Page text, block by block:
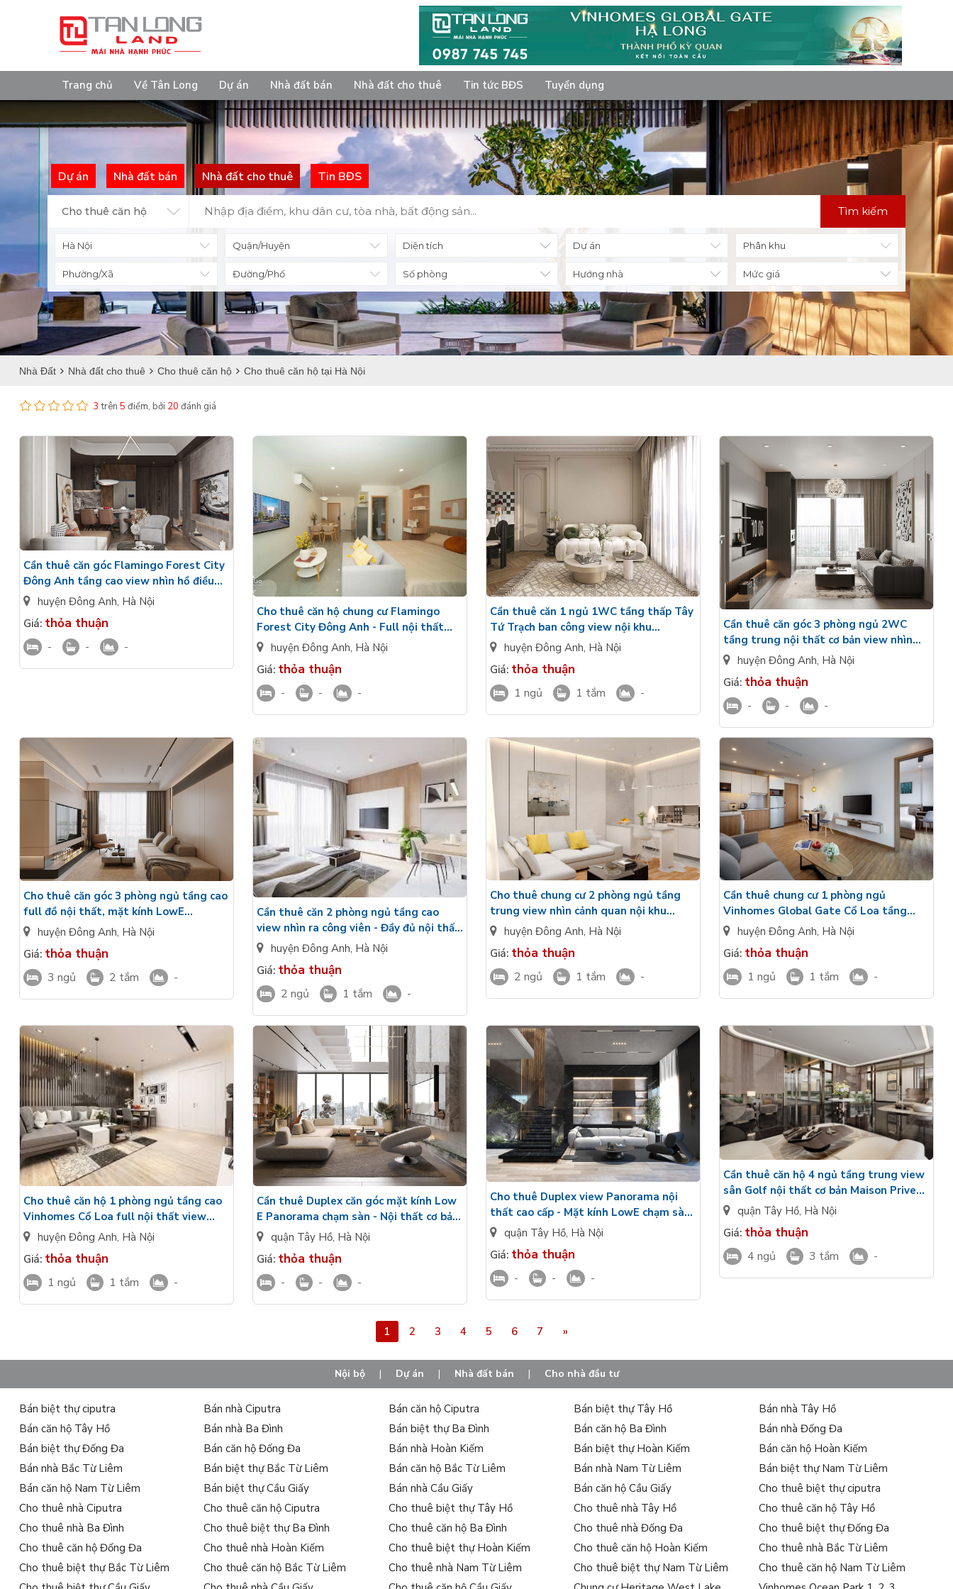
Trang chủ Về Tân Long Dự án Nhà đất bán Nhà đất cho thuê Tin tức BĐS Tuyển dụng
Dự án Nhà đất bán Nhà đất cho thuê Tin BĐS
Cho thuê căn hộ Tìm kiếm
Diện tích
Số phòng Hướng nhà Mức giá
Nhà Đất Nhà đất cho thuê Cho thuê căn hộ Cho thuê căn hộ tại Hà Nội
3 trên 5 điểm, bởi 20 đánh giá
Cần thuê căn góc Flamingo Forest City
Đông Anh tầng cao view nhìn hồ điều
hòa - Đầy đủ nội thất
huyện Đông Anh, Hà Nội
Giá: thỏa thuận
- - -
Cho thuê căn hộ chung cư Flamingo
Forest City Đông Anh - Full nội thất
cao cấp view ra nội khu
huyện Đông Anh, Hà Nội
Giá: thỏa thuận
- - -
Cần thuê căn 1 ngủ 1WC tầng thấp Tây
Tứ Trạch ban công view nội khu
Flamingo Forest City Đông Anh
huyện Đông Anh, Hà Nội
Giá: thỏa thuận
1 ngủ 1 tắm -
Cần thuê căn góc 3 phòng ngủ 2WC
tầng trung nội thất cơ bản view nhìn
Cầu Tứ Liên Vinhomes Cổ Loa
huyện Đông Anh, Hà Nội
Giá: thỏa thuận
- - -
Cho thuê căn góc 3 phòng ngủ tầng cao
full đồ nội thất, mặt kính LowE
Vinhomes Global Gate Cổ Loa
huyện Đông Anh, Hà Nội
Giá: thỏa thuận
3 ngủ 2 tắm -
Cần thuê căn 2 phòng ngủ tầng cao
view nhìn ra công viên - Đầy đủ nội thất
Vinhomes Cổ Loa giá tốt
huyện Đông Anh, Hà Nội
Giá: thỏa thuận
2 ngủ 1 tắm -
Cho thuê chung cư 2 phòng ngủ tầng
trung view nhìn cảnh quan nội khu
Vinhomes Cổ Loa chưa nội thất
huyện Đông Anh, Hà Nội
Giá: thỏa thuận
2 ngủ 1 tắm -
Cần thuê chung cư 1 phòng ngủ
Vinhomes Global Gate Cổ Loa tầng
trung đầy đủ nội thất view nội khu
huyện Đông Anh, Hà Nội
Giá: thỏa thuận
1 ngủ 1 tắm -
Cho thuê căn hộ 1 phòng ngủ tầng cao
Vinhomes Cổ Loa full nội thất view
nhìn ra Millenium Park
huyện Đông Anh, Hà Nội
Giá: thỏa thuận
1 ngủ 1 tắm -
Cần thuê Duplex căn góc mặt kính Low
E Panorama chạm sàn - Nội thất cơ bản
Maison Privee Ciputra
quận Tây Hồ, Hà Nội
Giá: thỏa thuận
- - -
Cho thuê Duplex view Panorama nội
thất cao cấp - Mặt kính LowE chạm sàn
Maison Privee Ciputra
quận Tây Hồ, Hà Nội
Giá: thỏa thuận
- - -
Cần thuê căn hộ 4 ngủ tầng trung view
sân Golf nội thất cơ bản Maison Privee
Ciputra Tây Hồ
quận Tây Hồ, Hà Nội
Giá: thỏa thuận
4 ngủ 3 tắm -
1 2 3 4 5 6 7 »
Nội bộ | Dự án | Nhà đất bán | Cho nhà đầu tư
Bán biệt thự ciputra Bán nhà Ciputra Bán căn hộ Ciputra Bán biệt thự Tây Hồ
Bán nhà Tây Hồ
Bán căn hộ Tây Hồ
Bán nhà Ba Đình Bán biệt thự Ba Đình Bán căn hộ Ba Đình
Bán nhà Đống Đa
Bán biệt thự Đống Đa
Bán căn hộ Đống Đa Bán nhà Hoàn Kiếm Bán biệt thự Hoàn Kiếm
Bán căn hộ Hoàn Kiếm
Bán nhà Bắc Từ Liêm
Bán biệt thự Bắc Từ Liêm Bán căn hộ Bắc Từ Liêm Bán nhà Nam Từ Liêm
Bán biệt thự Nam Từ Liêm
Bán căn hộ Nam Từ Liêm
Bán biệt thự Cầu Giấy Bán nhà Cầu Giấy Bán căn hộ Cầu Giấy
Cho thuê biệt thự ciputra
Cho thuê nhà Ciputra
Cho thuê căn hộ Ciputra Cho thuê biệt thự Tây Hồ Cho thuê nhà Tây Hồ
Cho thuê căn hộ Tây Hồ
Cho thuê nhà Ba Đình
Cho thuê biệt thự Ba Đình Cho thuê căn hộ Ba Đình Cho thuê nhà Đống Đa
Cho thuê biệt thự Đống Đa
Cho thuê căn hộ Đống Đa
Cho thuê nhà Hoàn Kiếm Cho thuê biệt thự Hoàn Kiếm Cho thuê căn hộ Hoàn Kiếm
Cho thuê nhà Bắc Từ Liêm
Cho thuê biệt thự Bắc Từ Liêm
Cho thuê căn hộ Bắc Từ Liêm Cho thuê nhà Nam Từ Liêm Cho thuê biệt thự Nam Từ Liêm
Cho thuê căn hộ Nam Từ Liêm